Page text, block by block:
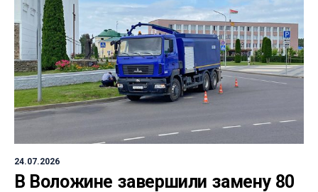
24.07.2026
В Воложине завершили замену 80